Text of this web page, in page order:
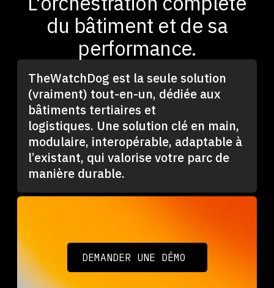
du bâtiment et de sa
performance.
TheWatchDog est la seule solution
(vraiment) tout-en-un, dédiée aux
bâtiments tertiaires et
logistiques. Une solution clé en main,
modulaire, interopérable, adaptable à
l’existant, qui valorise votre parc de
manière durable.
DEMANDER UNE DÉMO
DEMANDER UNE DÉMO